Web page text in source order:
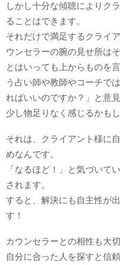
しかし十分な傾聴によりク
ることはできます。
それだけで満足するクライ
ウンセラーの腕の見せ所は
とはいっても上からものを
う占い師や教師やコーチで
ればいいのですか？」と意
少し物足りなく感じるかもし
それは、クライアント様に
めなんです。
「なるほど！」と気づいて
されます。
すると、解決にも自主性が
す！
カウンセラーとの相性も大切
自分に合った人を探すと信